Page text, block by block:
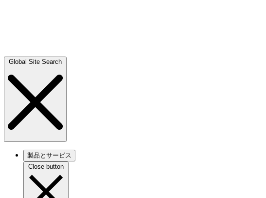
Global Site Search
製品とサービス
Close button